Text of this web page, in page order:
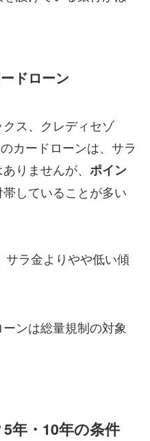
ドローン
ス、クレディセゾ
カードローンは、サラ
りませんが、 ポイン
帯していることが多い
ラ金よりやや低い傾
ンは総量規制の対象
年・10年の条件